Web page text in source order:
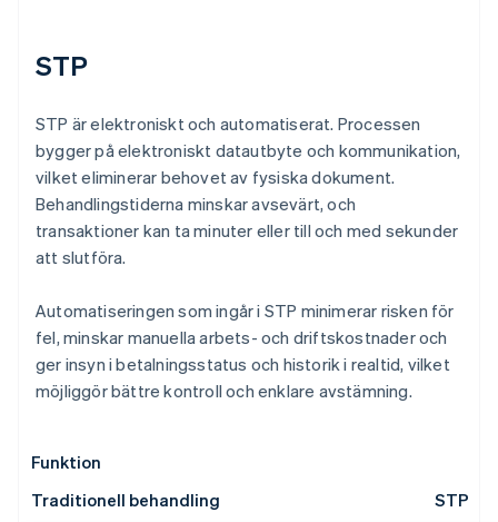
STP
STP är elektroniskt och automatiserat. Processen
bygger på elektroniskt datautbyte och kommunikation,
vilket eliminerar behovet av fysiska dokument.
Behandlingstiderna minskar avsevärt, och
transaktioner kan ta minuter eller till och med sekunder
att slutföra.
Automatiseringen som ingår i STP minimerar risken för
fel, minskar manuella arbets- och driftskostnader och
ger insyn i betalningsstatus och historik i realtid, vilket
möjliggör bättre kontroll och enklare avstämning.
Funktion
Traditionell behandling
STP